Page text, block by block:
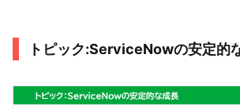
トピック:ServiceNowの安定的